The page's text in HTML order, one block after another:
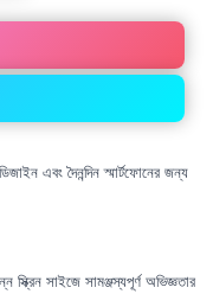
এবং দৈনন্দিন স্মার্টফোনের জন্য
স্ক্রিন সাইজে সামঞ্জস্যপূর্ণ অভিজ্ঞতার